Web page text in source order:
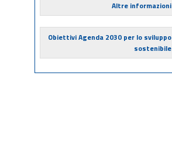
Altre informazioni
Obiettivi Agenda 2030 per lo sviluppo
sostenibile